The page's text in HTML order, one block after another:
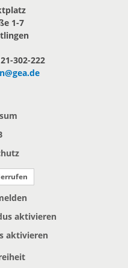
1-7
302-222
aktivieren
aktivieren